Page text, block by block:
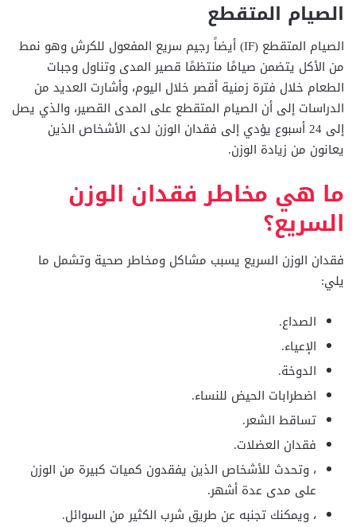
الصيام المتقطع
الصيام المتقطع (IF) أيضاً رجيم سريع المفعول للكرش وهو نمط
من الأكل يتضمن صيامًا منتظمًا قصير المدى وتناول وجبات
الطعام خلال فترة زمنية أقصر خلال اليوم، وأشارت العديد من
الدراسات إلى أن الصيام المتقطع على المدى القصير، والذي يصل
إلى 24 أسبوع يؤدي إلى فقدان الوزن لدى الأشخاص الذين
يعانون من زيادة الوزن.
ما هي مخاطر فقدان الوزن
السريع؟
فقدان الوزن السريع يسبب مشاكل ومخاطر صحية وتشمل ما
يلي:
الصداع.
الإعياء.
الدوخة.
اضطرابات الحيض للنساء.
تساقط الشعر.
فقدان العضلات.
، وتحدث للأشخاص الذين يفقدون كميات كبيرة من الوزن
على مدى عدة أشهر.
، ويمكنك تجنبه عن طريق شرب الكثير من السوائل.